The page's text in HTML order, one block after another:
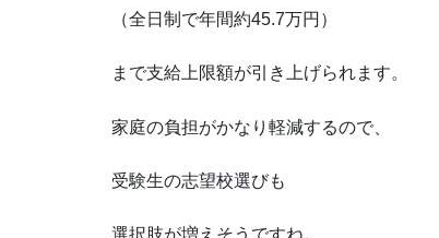
（全日制で年間約45.7万円）
まで支給上限額が引き上げられます。
家庭の負担がかなり軽減するので、
受験生の志望校選びも
選択肢が増えそうですね。